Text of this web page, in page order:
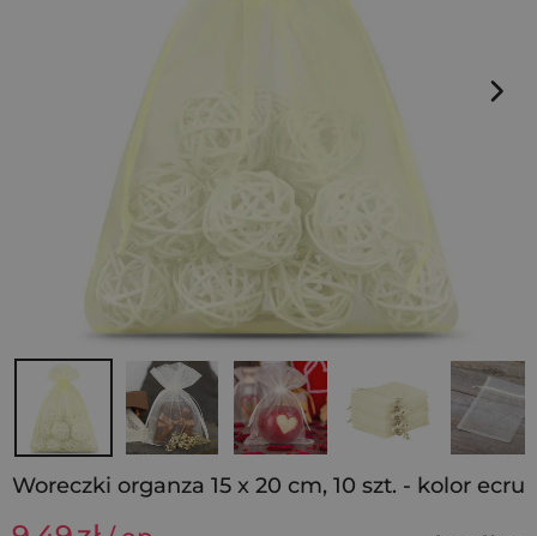
Woreczki organza 15 x 20 cm, 10 szt. - kolor ecru